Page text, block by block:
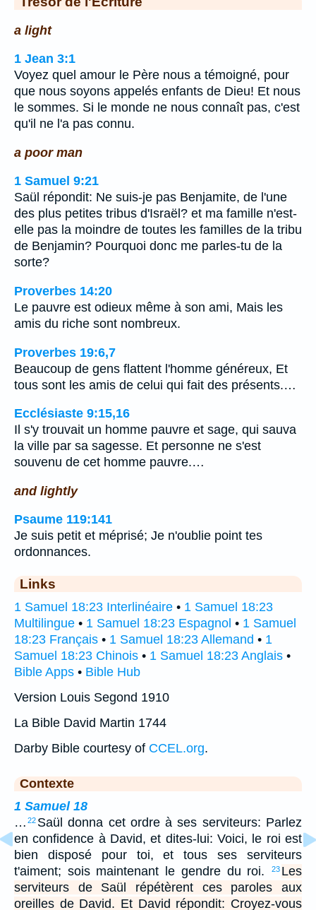
a light
1 Jean 3:1
Voyez quel amour le Père nous a témoigné, pour
que nous soyons appelés enfants de Dieu! Et nous
le sommes. Si le monde ne nous connaît pas, c'est
qu'il ne l'a pas connu.
a poor man
1 Samuel 9:21
Saül répondit: Ne suis-je pas Benjamite, de l'une
des plus petites tribus d'Israël? et ma famille n'est-
elle pas la moindre de toutes les familles de la tribu
de Benjamin? Pourquoi donc me parles-tu de la
sorte?
Proverbes 14:20
Le pauvre est odieux même à son ami, Mais les
amis du riche sont nombreux.
Proverbes 19:6,7
Beaucoup de gens flattent l'homme généreux, Et
tous sont les amis de celui qui fait des présents.…
Ecclésiaste 9:15,16
Il s'y trouvait un homme pauvre et sage, qui sauva
la ville par sa sagesse. Et personne ne s'est
souvenu de cet homme pauvre.…
and lightly
Psaume 119:141
Je suis petit et méprisé; Je n'oublie point tes
ordonnances.
Links
1 Samuel 18:23 Interlinéaire • 1 Samuel 18:23
Multilingue • 1 Samuel 18:23 Espagnol • 1 Samuel
18:23 Français • 1 Samuel 18:23 Allemand • 1
Samuel 18:23 Chinois • 1 Samuel 18:23 Anglais •
Bible Apps • Bible Hub
Version Louis Segond 1910
La Bible David Martin 1744
Darby Bible courtesy of CCEL.org.
Contexte
1 Samuel 18
… 22 Saül donna cet ordre à ses serviteurs: Parlez
en confidence à David, et dites-lui: Voici, le roi est
bien disposé pour toi, et tous ses serviteurs
t'aiment; sois maintenant le gendre du roi.
23 Les
serviteurs de Saül répétèrent ces paroles aux
oreilles de David. Et David répondit: Croyez-vous